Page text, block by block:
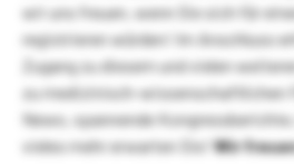
wir uns freuen, wenn Sie sich für
registrieren würden! Im Anschluss
Zugang zu diesem und vielen
zu medizinisch-wissenschaftlichen
News, spannende
vieles mehr erwarten Sie!Wir